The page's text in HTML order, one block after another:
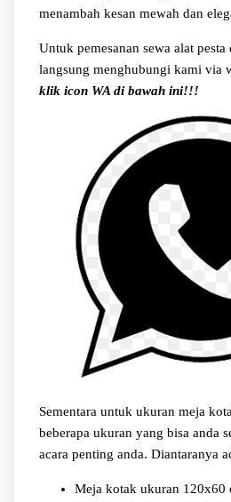
menambah kesan mewah dan
Untuk pemesanan sewa alat
langsung menghubungi kami via
klik icon WA di bawah ini!!!
Sementara untuk ukuran meja
beberapa ukuran yang bisa anda
acara penting anda. Diantaranya
Meja kotak ukuran 120x60